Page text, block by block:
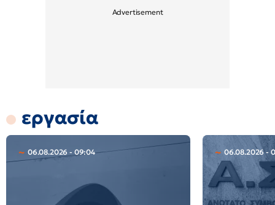
εργασία
06.08.2026 - 09:04 06.08.2026 -